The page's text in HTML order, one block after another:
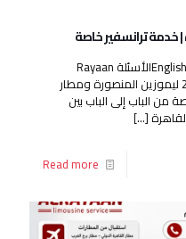
خدمة ترانسفير خاصة
الخدمةالدقهليةالمطارالسياراتالحجزEnglishالأسئلة Rayaan
Limousine Egypt • حجز مسبق 24/7 ليموزين المنصورة ومطار
من الباب إلى الباب بين
[…]
Read more